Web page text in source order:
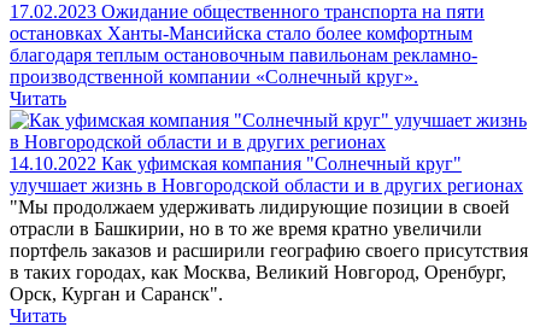
17.02.2023 Ожидание общественного транспорта на пяти
остановках Ханты-Мансийска стало более комфортным
благодаря теплым остановочным павильонам рекламно-
производственной компании «Солнечный круг».
Читать
14.10.2022 Как уфимская компания "Солнечный круг"
улучшает жизнь в Новгородской области и в других регионах
"Мы продолжаем удерживать лидирующие позиции в своей
отрасли в Башкирии, но в то же время кратно увеличили
портфель заказов и расширили географию своего присутствия
в таких городах, как Москва, Великий Новгород, Оренбург,
Орск, Курган и Саранск".
Читать